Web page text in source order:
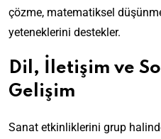
çözme, matematiksel
yeteneklerini destekler.
Dil, İletişim ve
Gelişim
Sanat etkinliklerini grup